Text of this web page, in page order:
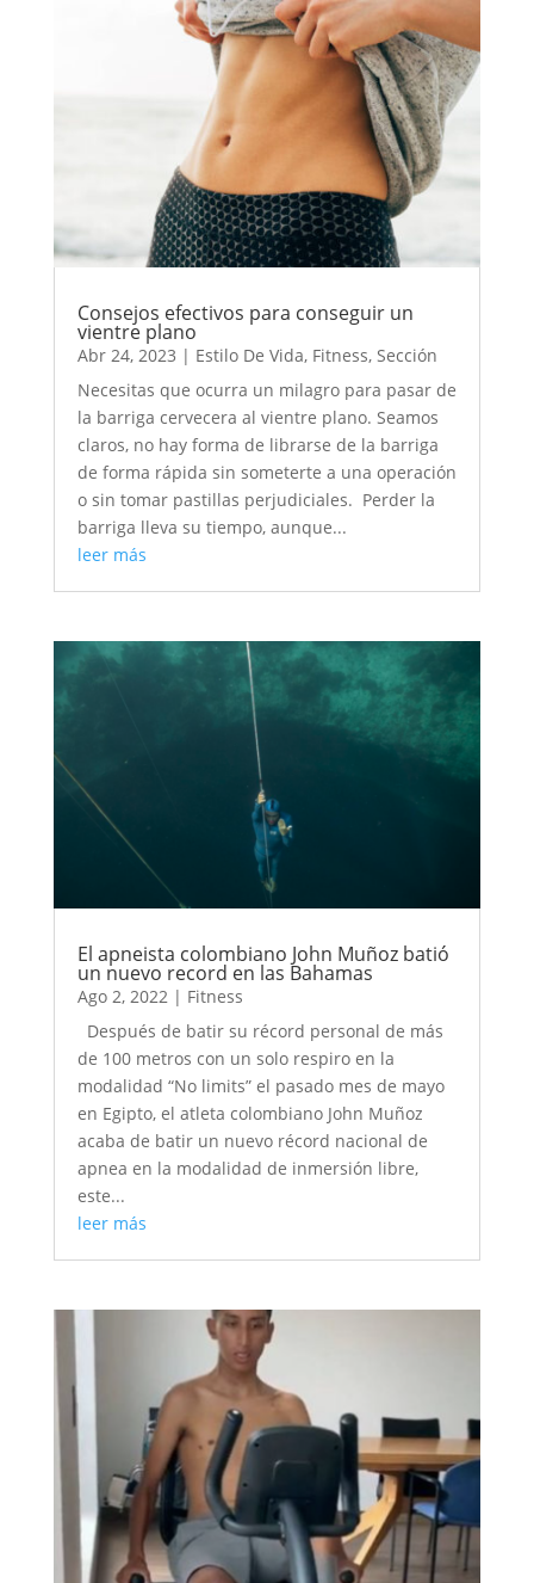
Consejos efectivos para conseguir un
vientre plano
Abr 24, 2023 | Estilo De Vida, Fitness, Sección
Necesitas que ocurra un milagro para pasar de
la barriga cervecera al vientre plano. Seamos
claros, no hay forma de librarse de la barriga
de forma rápida sin someterte a una operación
o sin tomar pastillas perjudiciales. Perder la
barriga lleva su tiempo, aunque...
leer más
El apneista colombiano John Muñoz batió
un nuevo record en las Bahamas
Ago 2, 2022| Fitness
Después de batir su récord personal de más
de 100 metros con un solo respiro en la
modalidad “No limits” el pasado mes de mayo
en Egipto, el atleta colombiano John Muñoz
acaba de batir un nuevo récord nacional de
apnea en la modalidad de inmersión libre,
este...
leer más